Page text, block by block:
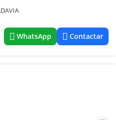
WhatsApp Contactar